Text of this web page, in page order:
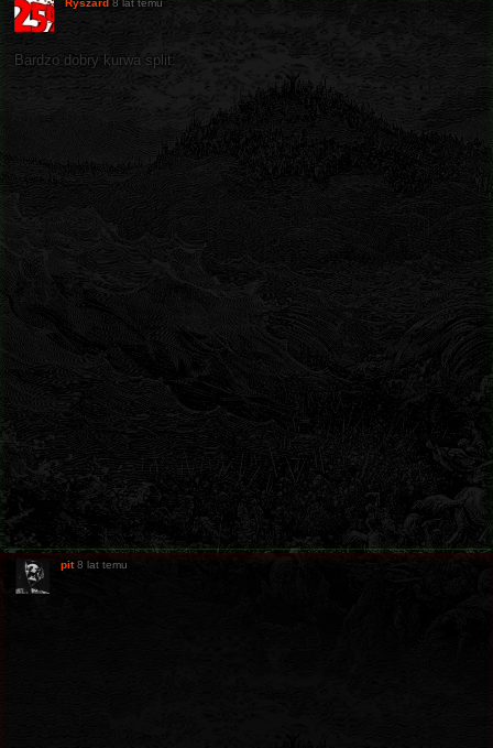
Ryszard 8 lat temu
Bardzo dobry kurwa split:
pit 8 lat temu